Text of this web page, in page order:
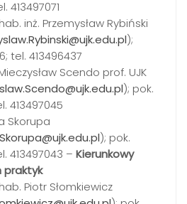
413497071
inż. Przemysław Rybiński
);
tel. 413496437
Scendo prof. UJK
); pok.
413497045
Skorupa
); pok.
413497043 – Kierunkowy
praktyk
Piotr Słomkiewicz